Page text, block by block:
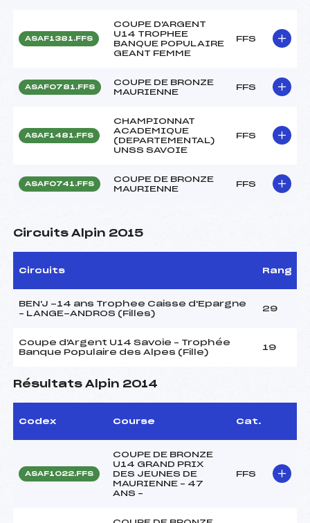
ASAF1381.FFS
COUPE D'ARGENT
U14 TROPHEE
BANQUE POPULAIRE
GEANT FEMME
FFS
ASAF0781.FFS
COUPE DE BRONZE
MAURIENNE
FFS
ASAF1481.FFS
CHAMPIONNAT
ACADEMIQUE
(DEPARTEMENTAL)
UNSS SAVOIE
FFS
ASAF0741.FFS
COUPE DE BRONZE
MAURIENNE
FFS
Circuits Alpin 2015
Circuits Rang
BEN'J -14 ans Trophee Caisse d'Epargne
– LANGE-ANDROS (Filles)
29
Coupe d'Argent U14 Savoie – Trophée
Banque Populaire des Alpes (Fille)
19
Résultats Alpin 2014
Codex Course Cat.
ASAF1022.FFS
COUPE DE BRONZE
U14 GRAND PRIX
DES JEUNES DE
MAURIENNE – 47
ANS –
FFS